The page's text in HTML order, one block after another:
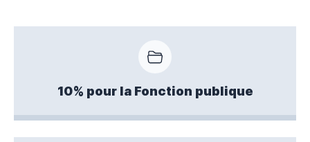
10% pour la Fonction publique